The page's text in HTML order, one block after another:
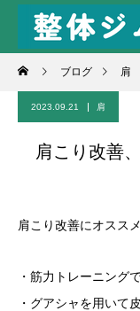
ブログ 肩
2023.09.21 肩
肩こり改善
肩こり改善にオスス
・筋力トレーニング
・グアシャを用いて